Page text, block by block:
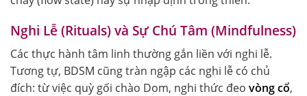
Nghi Lễ (Rituals) và Sự Chú Tâm (Mindfulness)
Các thực hành tâm linh thường gắn liền với nghi lễ.
Tương tự, BDSM cũng tràn ngập các nghi lễ có chủ
đích: từ việc quỳ gối chào Dom, nghi thức đeo vòng cổ,